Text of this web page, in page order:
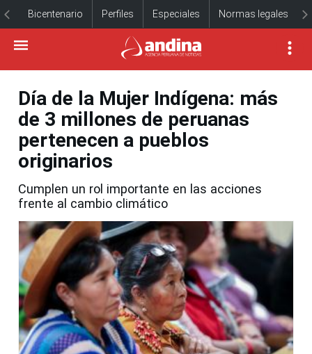
Bicentenario Perfiles Especiales Normas legales
Día de la Mujer Indígena: más
de 3 millones de peruanas
pertenecen a pueblos
originarios
Cumplen un rol importante en las acciones
frente al cambio climático